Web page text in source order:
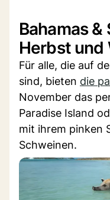
Bahamas &
Herbst und
Für alle, die auf
sind, bieten die
November das
Paradise Island
mit ihrem pinken
Schweinen.